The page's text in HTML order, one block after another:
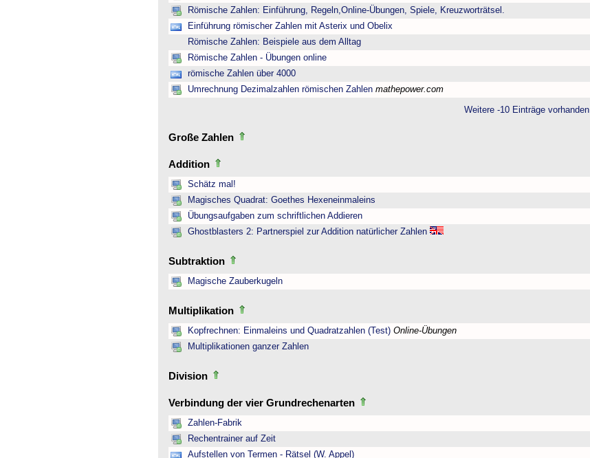
Römische Zahlen: Einführung, Regeln,Online-Übungen, Spiele, Kreuzworträtsel.
Einführung römischer Zahlen mit Asterix und Obelix
Römische Zahlen: Beispiele aus dem Alltag
Römische Zahlen - Übungen online
römische Zahlen über 4000
Umrechnung Dezimalzahlen römischen Zahlen mathepower.com
Weitere -10 Einträge vorhanden
Große Zahlen
Addition
Schätz mal!
Magisches Quadrat: Goethes Hexeneinmaleins
Übungsaufgaben zum schriftlichen Addieren
Ghostblasters 2: Partnerspiel zur Addition natürlicher Zahlen
Subtraktion
Magische Zauberkugeln
Multiplikation
Kopfrechnen: Einmaleins und Quadratzahlen (Test) Online-Übungen
Multiplikationen ganzer Zahlen
Division
Verbindung der vier Grundrechenarten
Zahlen-Fabrik
Rechentrainer auf Zeit
Aufstellen von Termen - Rätsel (W. Appel)